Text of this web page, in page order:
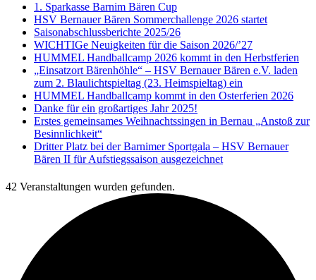
1. Sparkasse Barnim Bären Cup
HSV Bernauer Bären Sommerchallenge 2026 startet
Saisonabschlussberichte 2025/26
WICHTIGe Neuigkeiten für die Saison 2026/’27
HUMMEL Handballcamp 2026 kommt in den Herbstferien
„Einsatzort Bärenhöhle“ – HSV Bernauer Bären e.V. laden
zum 2. Blaulichtspieltag (23. Heimspieltag) ein
HUMMEL Handballcamp kommt in den Osterferien 2026
Danke für ein großartiges Jahr 2025!
Erstes gemeinsames Weihnachtssingen in Bernau „Anstoß zur
Besinnlichkeit“
Dritter Platz bei der Barnimer Sportgala – HSV Bernauer
Bären II für Aufstiegssaison ausgezeichnet
42 Veranstaltungen wurden gefunden.